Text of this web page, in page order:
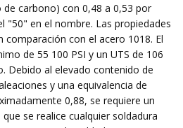
carbono) con 0,48 a 0,53 por
"50" en el nombre. Las propiedades
comparación con el acero 1018. El
de 55 100 PSI y un UTS de 106
Debido al elevado contenido de
y una equivalencia de
0,88, se requiere un
se realice cualquier soldadura